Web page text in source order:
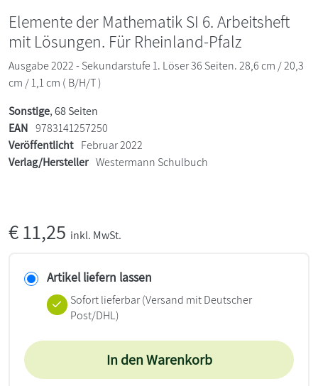
Elemente der Mathematik SI 6. Arbeitsheft
mit Lösungen. Für Rheinland-Pfalz
Ausgabe 2022 - Sekundarstufe 1. Löser 36 Seiten. 28,6 cm / 20,3
cm / 1,1 cm ( B/H/T )
Sonstige, 68 Seiten
EAN 9783141257250
Veröffentlicht Februar 2022
Verlag/Hersteller Westermann Schulbuch
€11,25 inkl. MwSt.
Artikel liefern lassen
Sofort lieferbar(Versand mit Deutscher
Post/DHL)
In den Warenkorb